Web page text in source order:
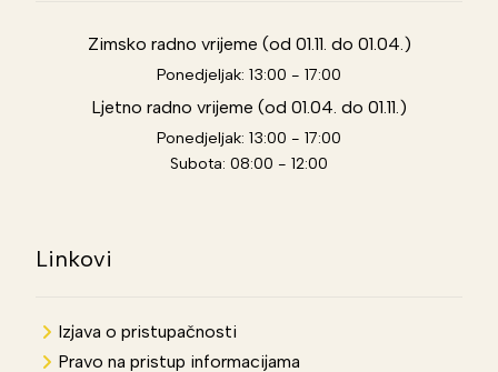
Zimsko radno vrijeme (od 01.11. do 01.04.)
Ponedjeljak: 13:00 - 17:00
Ljetno radno vrijeme (od 01.04. do 01.11.)
Ponedjeljak: 13:00 - 17:00
Subota: 08:00 - 12:00
Linkovi
Izjava o pristupačnosti
Pravo na pristup informacijama